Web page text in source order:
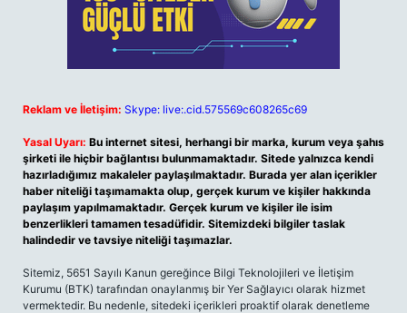
Reklam ve İletişim: Skype: live:.cid.575569c608265c69
Yasal Uyarı: Bu internet sitesi, herhangi bir marka, kurum veya şahıs
şirketi ile hiçbir bağlantısı bulunmamaktadır. Sitede yalnızca kendi
hazırladığımız makaleler paylaşılmaktadır. Burada yer alan içerikler
haber niteliği taşımamakta olup, gerçek kurum ve kişiler hakkında
paylaşım yapılmamaktadır. Gerçek kurum ve kişiler ile isim
benzerlikleri tamamen tesadüfidir. Sitemizdeki bilgiler taslak
halindedir ve tavsiye niteliği taşımazlar.
Sitemiz, 5651 Sayılı Kanun gereğince Bilgi Teknolojileri ve İletişim
Kurumu (BTK) tarafından onaylanmış bir Yer Sağlayıcı olarak hizmet
vermektedir. Bu nedenle, sitedeki içerikleri proaktif olarak denetleme